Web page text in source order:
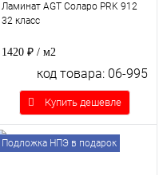
Ламинат AGT Соларо PRK 912
32 класс
1420 ₽ / м2
код товара: 06-995
Купить дешевле
Подложка НПЭ в подарок